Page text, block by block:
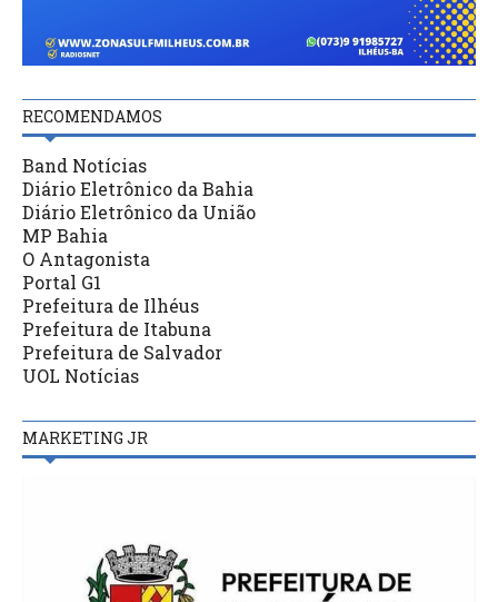
RECOMENDAMOS
Band Notícias
Diário Eletrônico da Bahia
Diário Eletrônico da União
MP Bahia
O Antagonista
Portal G1
Prefeitura de Ilhéus
Prefeitura de Itabuna
Prefeitura de Salvador
UOL Notícias
MARKETING JR